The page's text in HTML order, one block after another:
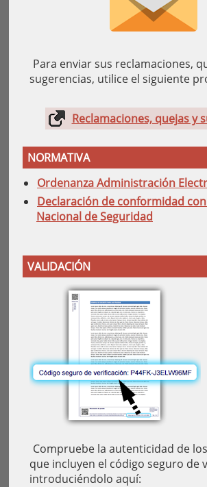
Para enviar sus reclamaciones,
sugerencias, utilice el siguiente
Reclamaciones, quejas y
NORMATIVA
Ordenanza Administración
Declaración de conformidad
Nacional de Seguridad
VALIDACIÓN
Compruebe la autenticidad de
que incluyen el código seguro de
introduciéndolo aquí: